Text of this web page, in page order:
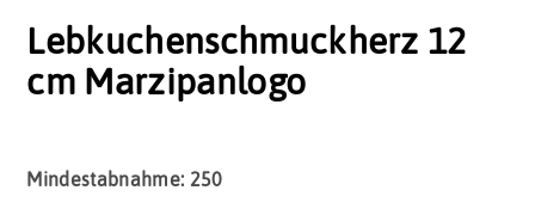
Lebkuchenschmuckherz 12
cm Marzipanlogo
Mindestabnahme: 250